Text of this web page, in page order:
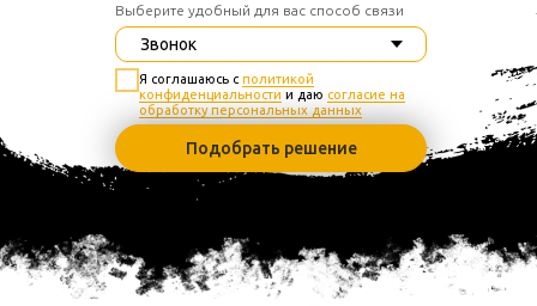
Выберите удобный для вас способ связи
Я соглашаюсь с политикой
конфиденциальности и даю согласие на
обработку персональных данных
Подобрать решение